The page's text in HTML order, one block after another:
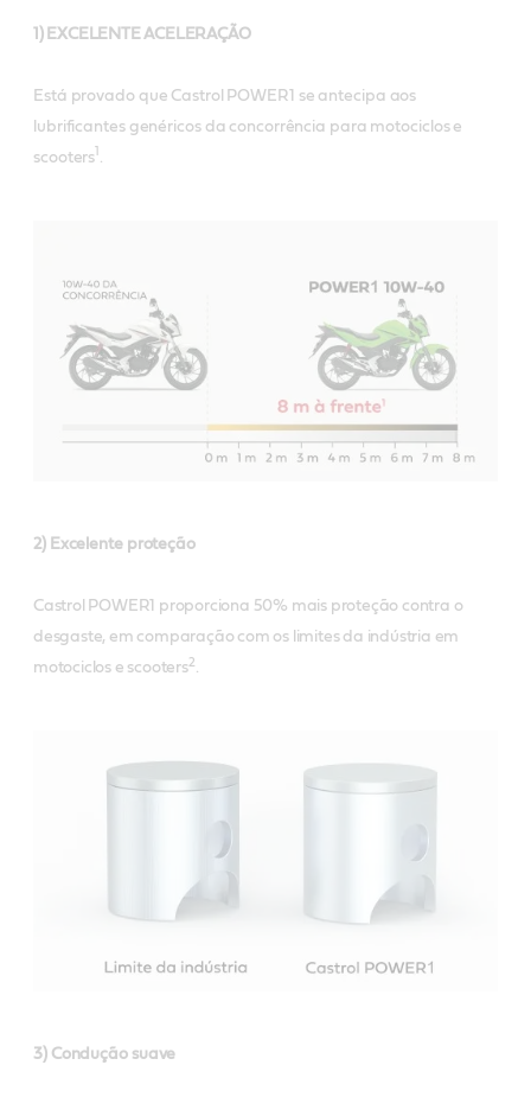
1) EXCELENTE ACELERAÇÃO
Está provado que Castrol POWER1 se antecipa aos
lubrificantes genéricos da concorrência para motociclos e
scooters
2) Excelente proteção
Castrol POWER1 proporciona 50% mais proteção contra o
desgaste, em comparação com os limites da indústria em
motociclos e scooters2 .
3) Condução suave